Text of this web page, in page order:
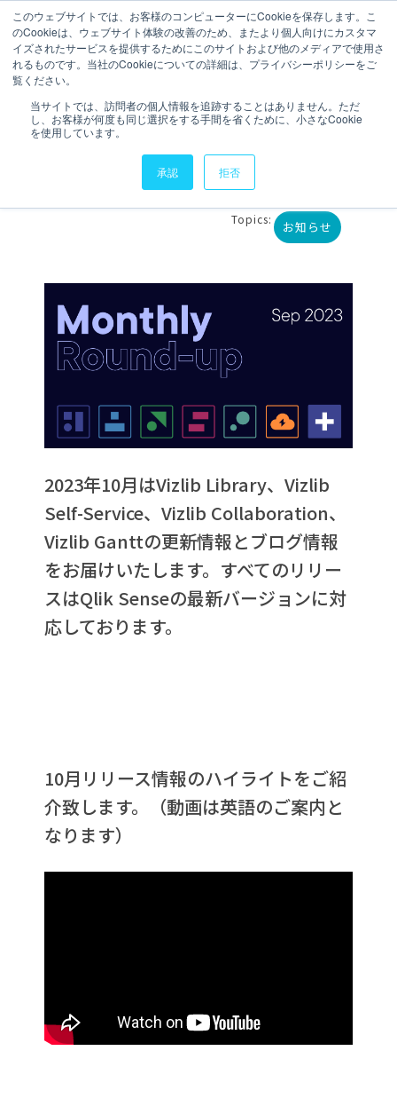
このウェブサイトでは、お客様のコンピューターにCookieを保存します。こ
のCookieは、ウェブサイト体験の改善のため、またより個人向けにカスタマ
イズされたサービスを提供するためにこのサイトおよび他のメディアで使用さ
れるものです。当社のCookieについての詳細は、プライバシーポリシーをご
覧ください。
当サイトでは、訪問者の個人情報を追跡することはありません。ただ
し、お客様が何度も同じ選択をする手間を省くために、小さなCookie
を使用しています。
承認 拒否
お問い合わせ
4 分で読むことができます。
Vizlib 2023年10月リリー
Topics: お知らせ
2023年10月はVizlib Library、Vizlib
Self-Service、Vizlib Collaboration、
Vizlib Ganttの更新情報とブログ情報
をお届けいたします。すべてのリリー
スはQlik Senseの最新バージョンに対
応しております。
10月リリ ース情報のハイライトをご紹
介致します。
（動画は英語のご案内と
なります）